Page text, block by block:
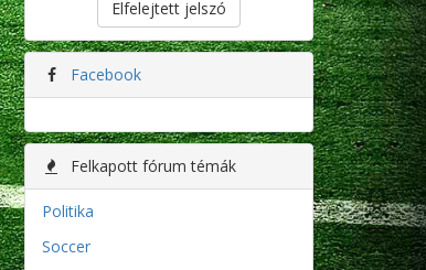
Elfelejtett jelszó
Facebook
Felkapott fórum témák
Politika
Soccer